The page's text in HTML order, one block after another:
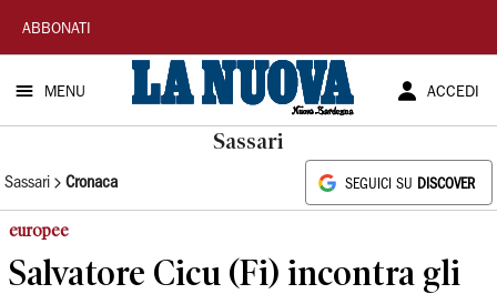
La
Nuova
Sardegna
ABBONATI
MENU ACCEDI
Sassari
Sassari Cronaca SEGUICI SU DISCOVER
europee
Salvatore Cicu (Fi) incontra gli